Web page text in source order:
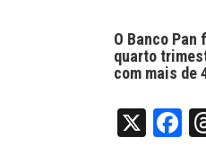
O Banco
quarto
com mais de
X